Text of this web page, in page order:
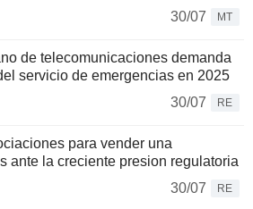
30/07
MT
de telecomunicaciones demanda
servicio de emergencias en 2025
30/07
RE
para vender una
ante la creciente presion regulatoria
30/07
RE